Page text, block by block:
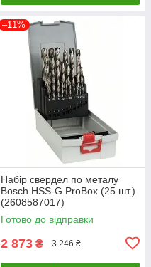
–11%
Набір свердел по металу
Bosch HSS-G ProBox (25 шт.)
(2608587017)
Готово до відправки
2 873 ₴ 3 246 ₴